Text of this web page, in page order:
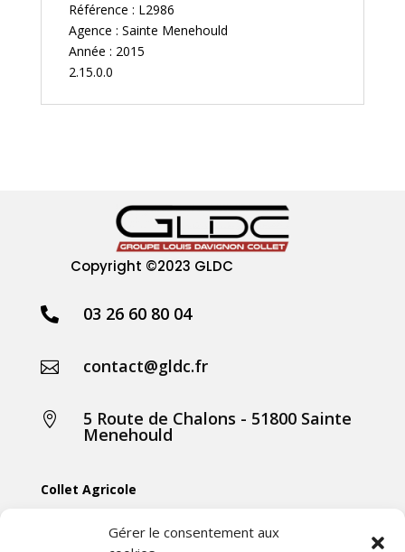
Gérer le consentement aux
Référence : L2986
Agence : Sainte Menehould
Année : 2015
2.15.0.0
Copyright ©2023 GLDC
 03 26 60 80 04
 contact@gldc.fr
 5 Route de Chalons - 51800 Sainte
Menehould
Collet Agricole